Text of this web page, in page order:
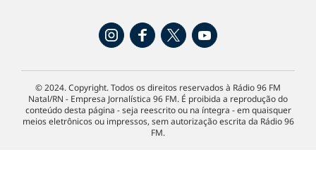
© 2024. Copyright. Todos os direitos reservados à Rádio 96 FM
Natal/RN - Empresa Jornalística 96 FM. É proibida a reprodução do
conteúdo desta página - seja reescrito ou na íntegra - em quaisquer
meios eletrônicos ou impressos, sem autorização escrita da Rádio 96
FM.